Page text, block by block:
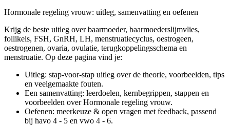
Hormonale regeling vrouw: uitleg, samenvatting en oefenen
Krijg de beste uitleg over baarmoeder, baarmoederslijmvlies,
follikels, FSH, GnRH, LH, menstruatiecyclus, oestrogeen,
oestrogenen, ovaria, ovulatie, terugkoppelingsschema en
menstruatie. Op deze pagina vind je:
Uitleg: stap-voor-stap uitleg over de theorie, voorbeelden, tips
en veelgemaakte fouten.
Een samenvatting: leerdoelen, kernbegrippen, stappen en
voorbeelden overHormonale regeling vrouw.
Oefenen: meerkeuze & open vragen met feedback, passend
bij havo 4 - 5 en vwo 4 - 6.